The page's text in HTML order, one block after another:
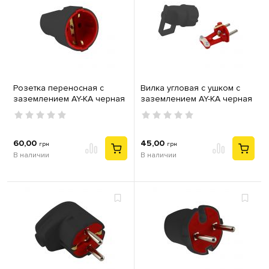
Розетка переносная с
заземлением AY-KA черная
60,00 грн
В наличии
Вилка угловая с ушком с
заземлением AY-KA черная
45,00 грн
В наличии